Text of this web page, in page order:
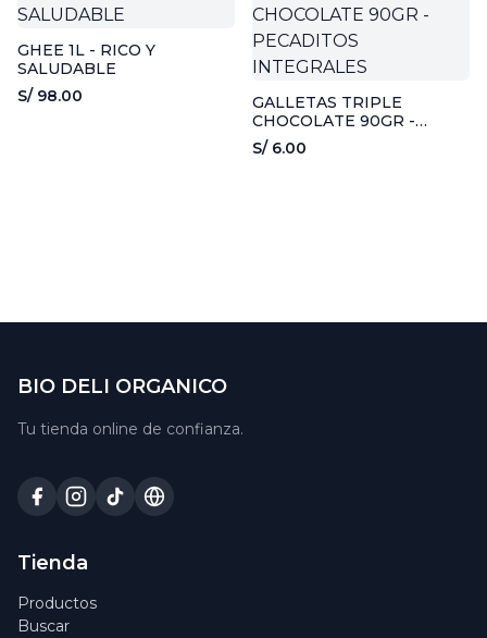
GHEE 1L - RICO Y
SALUDABLE
S/ 98.00
GALLETAS TRIPLE
CHOCOLATE 90GR -
PECADITOS INTEGRALES
S/ 6.00
BIO DELI ORGANICO
Tu tienda online de confianza.
Tienda
Productos
Buscar